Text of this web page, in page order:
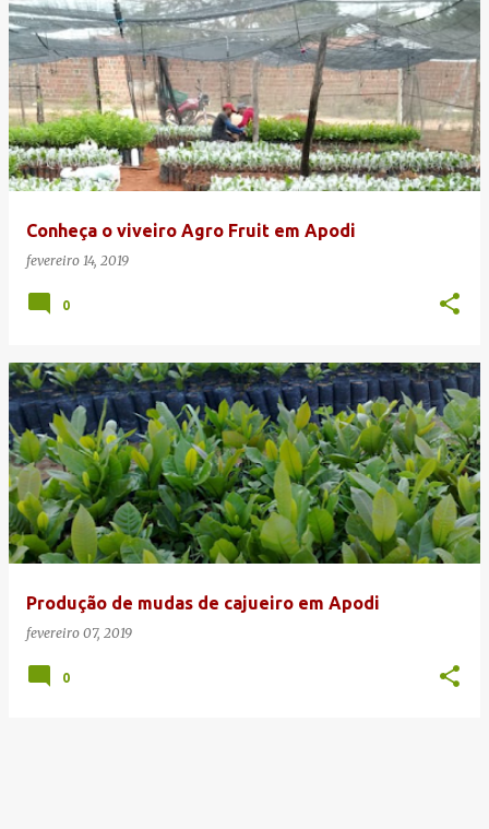
Conheça o viveiro Agro Fruit em Apodi
fevereiro 14, 2019
0
Produção de mudas de cajueiro em Apodi
fevereiro 07, 2019
0